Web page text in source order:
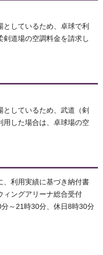
しているため、卓球で利
剣道場の空調料金を請求し
しているため、武道（剣
用した場合は、卓球場の空
、利用実績に基づき納付書
ィングアリーナ総合受付
分～21時30分、休日8時30分